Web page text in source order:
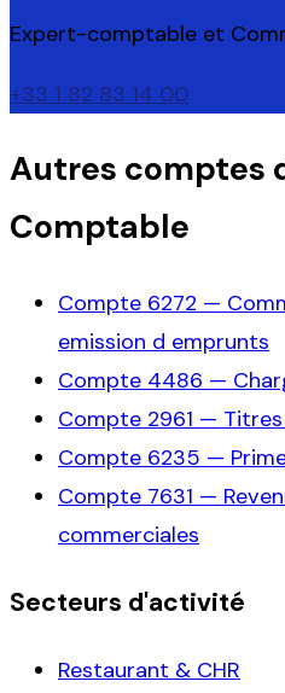
Expert-comptable et
+33 1 82 83 14 00
Autres comptes
Comptable
Compte 6272 —
emission d emprunts
Compte 4486 —
Compte 2961 —
Compte 6235 —
Compte 7631 —
commerciales
Secteurs d'activité
Restaurant & CHR